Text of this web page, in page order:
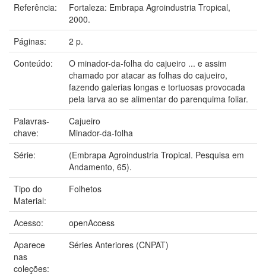
Referência:
Fortaleza: Embrapa Agroindustria Tropical,
2000.
Páginas:
2 p.
Conteúdo:
O minador-da-folha do cajueiro ... e assim
chamado por atacar as folhas do cajueiro,
fazendo galerias longas e tortuosas provocada
pela larva ao se alimentar do parenquima foliar.
Palavras-
chave:
Cajueiro
Minador-da-folha
Série:
(Embrapa Agroindustria Tropical. Pesquisa em
Andamento, 65).
Tipo do
Material:
Folhetos
Acesso:
openAccess
Aparece
nas
coleções:
Séries Anteriores (CNPAT)